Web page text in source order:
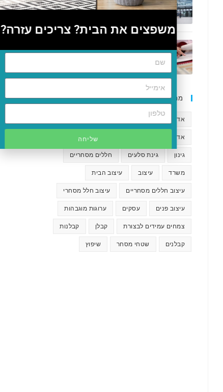
מבנה מסחרי?
מה מעניין אותך?
אדריכל אדריכלות
אדריכלים ארכיטקטורה
גינון גינת סלעים חללים מסחריים
משרד עיצוב עיצוב הבית
עיצוב חללים מסחריים עיצוב חלל מסחרי
עיצוב פנים עסקים ערוגות מוגבהות
צמחים עמידים לבצורת קבלן קבלנות
קבלנים שטחי מסחר שיפוץ
משפצים את הבית? צריכים עזרה?
שליחה